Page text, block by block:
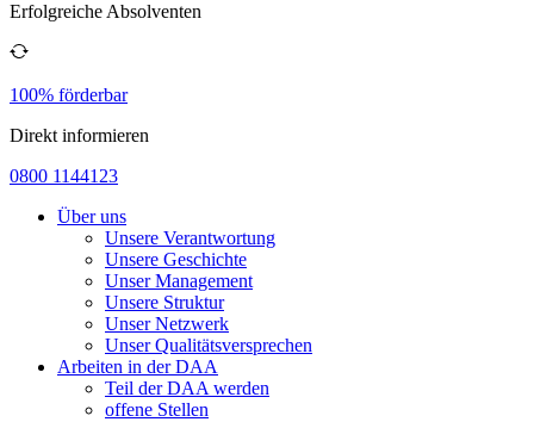
Erfolgreiche Absolventen
100% förderbar
Direkt informieren
0800 1144123
Über uns
Unsere Verantwortung
Unsere Geschichte
Unser Management
Unsere Struktur
Unser Netzwerk
Unser Qualitätsversprechen
Arbeiten in der DAA
Teil der DAA werden
offene Stellen